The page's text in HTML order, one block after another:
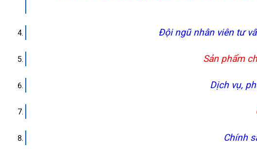
Đội ngũ nhân viên tư
Sản phẩm
Dịch vụ,
Chính